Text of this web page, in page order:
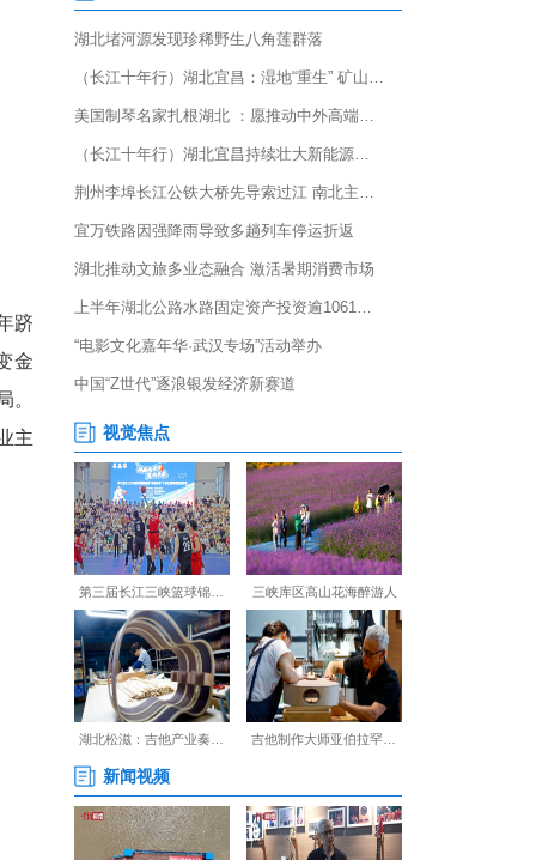
国有机绿茶之乡”，常年跻
区、茶园变公园、茶山变金
构筑起全域四季文旅格局。
，遵循“政府主导、企业主